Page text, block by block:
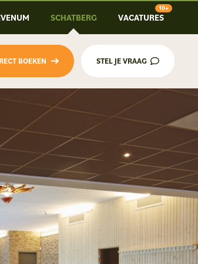
SCHATBERG VACATURES
BOEKEN STEL JE VRAAG